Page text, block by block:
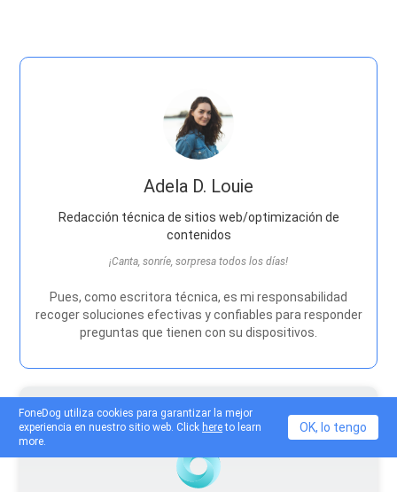
Adela D. Louie
Redacción técnica de sitios web/optimización de
contenidos
¡Canta, sonríe, sorpresa todos los días!
Pues, como escritora técnica, es mi responsabilidad
recoger soluciones efectivas y confiables para responder
preguntas que tienen con su dispositivos.
FoneDog utiliza cookies para garantizar la mejor
experiencia en nuestro sitio web. Click hereto learn
more.
OK, lo tengo